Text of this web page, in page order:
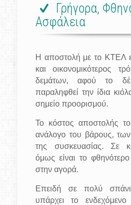
Γρήγορα,
Ασφάλεια
Η αποστολή με το ΚΤΕΛ
και οικονομικότερος
δεμάτων, αφού το
παραληφθεί την ίδια
σημείο προορισμού.
Το κόστος αποστολής
ανάλογο του βάρους,
της συσκευασίας. Σε
όμως είναι το
στην αγορά.
Επειδή σε πολύ
υπάρχει το ενδεχόμενο